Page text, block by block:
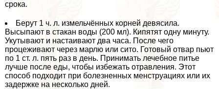
срока.
Берут 1 ч. л. измельчённых корней девясила.
Высыпают в стакан воды (200 мл). Кипятят одну минуту.
Укутывают и настаивают два часа. После чего
процеживают через марлю или сито. Готовый отвар пьют
по 1 ст. л. пять раз в день. Принимать лечебное питье
лучше после еды, чтобы избежать отравления. Этот
способ подходит при болезненных мeнcтpуациях или их
задержке на несколько дней.